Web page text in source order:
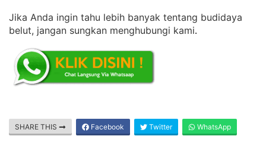
Jika Anda ingin tahu lebih banyak tentang budidaya
belut, jangan sungkan menghubungi kami.
SHARE THIS Facebook Twitter WhatsApp